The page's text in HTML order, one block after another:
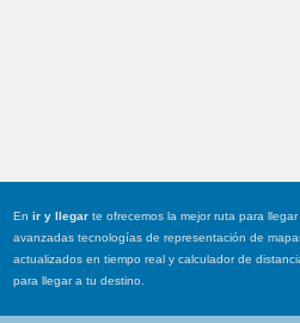
Enir y llegar te ofrecemos la mejor ruta para
avanzadas tecnologías de representación de
actualizados en tiempo real y calculador de
para llegar a tu destino.